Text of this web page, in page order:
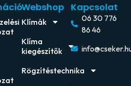
Webshop
Klímák
Klíma
kiegészítők
Rögzítéstechnika
Kapcsolat
06 30 776
86 46